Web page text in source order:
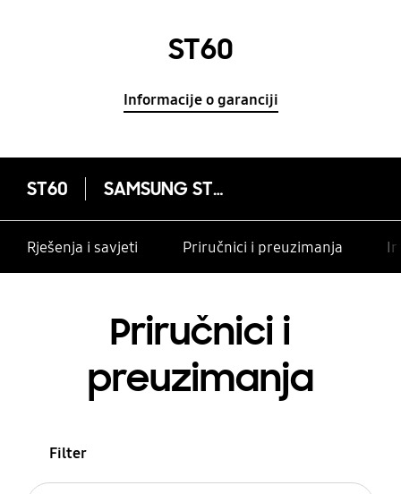
ST60
Informacije o garanciji
ST60 SAMSUNG ST60
Rješenja i savjeti Priručnici i preuzimanja
Priručnici i
preuzimanja
Filter